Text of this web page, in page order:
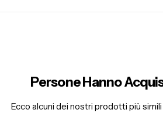
Persone Hanno
Ecco alcuni dei nostri prodotti più